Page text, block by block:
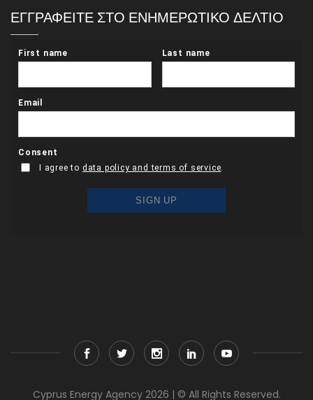
ΕΓΓΡΑΦΕΙΤΕ ΣΤΟ ΕΝΗΜΕΡΩΤΙΚΟ ΔΕΛΤΙΟ
Cyprus Energy Agency 2026 | © All Rights Reserved.